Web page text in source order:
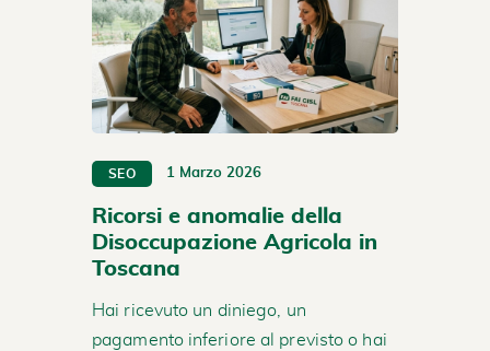
SEO 1 Marzo 2026
Ricorsi e anomalie della
Disoccupazione Agricola in
Toscana
Hai ricevuto un diniego, un
pagamento inferiore al previsto o hai